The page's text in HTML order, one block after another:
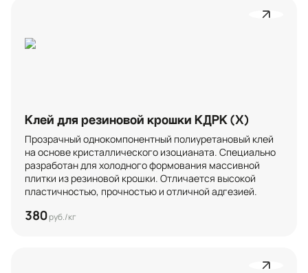
Клей для резиновой крошки КДРК (Х)
Прозрачный однокомпонентный полиуретановый клей
на основе кристаллического изоцианата. Специально
разработан для холодного формования массивной
плитки из резиновой крошки. Отличается высокой
пластичностью, прочностью и отличной адгезией.
380руб./кг